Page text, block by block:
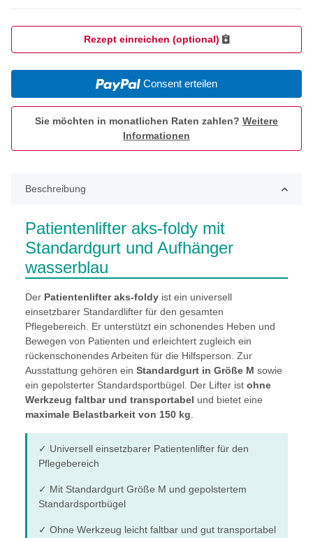
Rezept einreichen (optional)
Consent erteilen
Sie möchten in monatlichen Raten zahlen? Weitere
Informationen
Beschreibung
Patientenlifter aks-foldy mit
Standardgurt und Aufhänger
wasserblau
Der Patientenlifter aks-foldy ist ein universell
einsetzbarer Standardlifter für den gesamten
Pflegebereich. Er unterstützt ein schonendes Heben und
Bewegen von Patienten und erleichtert zugleich ein
rückenschonendes Arbeiten für die Hilfsperson. Zur
Ausstattung gehören ein Standardgurt in Größe M sowie
ein gepolsterter Standardsportbügel. Der Lifter ist ohne
Werkzeug faltbar und transportabel und bietet eine
maximale Belastbarkeit von 150 kg
✓ Universell einsetzbarer Patientenlifter für den
Pflegebereich
✓ Mit Standardgurt Größe M und gepolstertem
Standardsportbügel
✓ Ohne Werkzeug leicht faltbar und gut transportabel